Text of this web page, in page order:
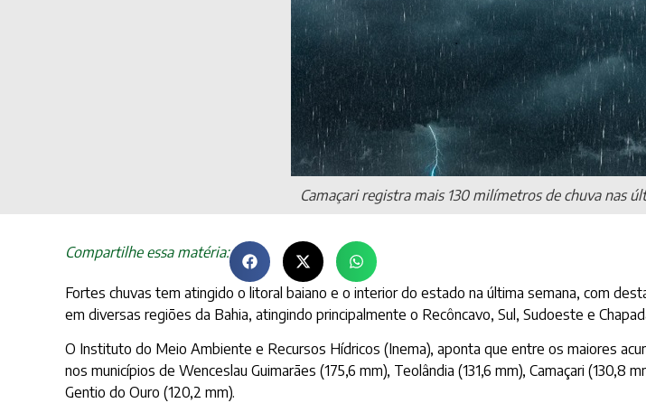
Camaçari registra mais 130 milímetros de chuva nas
Compartilhe essa matéria:
Fortes chuvas tem atingido o litoral baiano e o interior do estado na última semana, com
em diversas regiões da Bahia, atingindo principalmente o Recôncavo, Sul, Sudoeste e
O Instituto do Meio Ambiente e Recursos Hídricos (Inema), aponta que entre os maiores
nos municípios de Wenceslau Guimarães (175,6 mm), Teolândia (131,6 mm), Camaçari (130,8
Gentio do Ouro (120,2 mm).